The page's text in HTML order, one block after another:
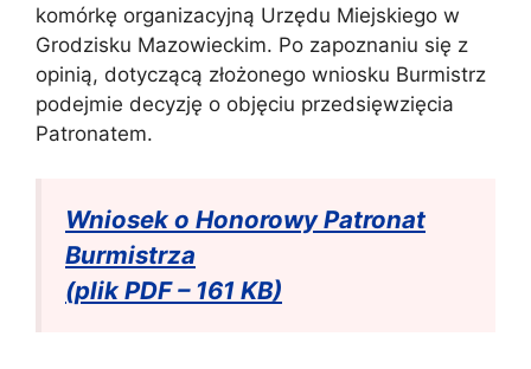
komórkę organizacyjną Urzędu Miejskiego w
Grodzisku Mazowieckim. Po zapoznaniu się z
opinią, dotyczącą złożonego wniosku Burmistrz
podejmie decyzję o objęciu przedsięwzięcia
Patronatem.
Wniosek o Honorowy Patronat
Burmistrza
(plik PDF – 161 KB)